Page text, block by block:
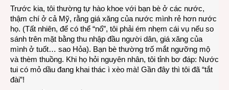
Trước kia, tôi thường tự hào khoe với bạn bè ở các nước,
thậm chí ở cả Mỹ, rằng giá xăng của nước mình rẻ hơn nước
họ. (Tất nhiên, để có thể “nổ”, tôi phải ém nhẹm cái vụ nếu so
sánh trên mặt bằng thu nhập đầu người dân, giá xăng của
mình ở tuốt… sao Hỏa). Bạn bè thường trố mắt ngưỡng mộ
và thèm thuồng. Khi họ hỏi nguyên nhân, tôi tỉnh bơ đáp: Nước
tui có mỏ dầu đang khai thác ì xèo mà! Gần đây thì tôi đã “tắt
đài”!